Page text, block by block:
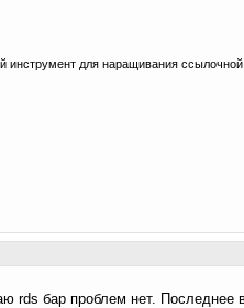
инструмент для наращивания
rds бар проблем нет. Последнее